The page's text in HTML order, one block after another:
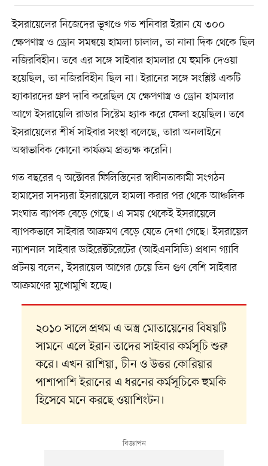
ইসরায়েলের নিজেদের ভূখণ্ডে গত শনিবার ইরান যে ৩০০
ক্ষেপণাস্ত্র ও ড্রোন সমন্বয়ে হামলা চালাল, তা নানা দিক থেকে ছিল
নজিরবিহীন। তবে এর সঙ্গে সাইবার হামলার যে হুমকি দেওয়া
হয়েছিল, তা নজিরবিহীন ছিল না। ইরানের সঙ্গে সংশ্লিষ্ট একটি
হ্যাকারদের গ্রুপ দাবি করেছিল যে ক্ষেপণাস্ত্র ও ড্রোন হামলার
আগে ইসরায়েলি রাডার সিস্টেম হ্যাক করে ফেলা হয়েছিল। তবে
ইসরায়েলের শীর্ষ সাইবার সংস্থা বলেছে, তারা অনলাইনে
অস্বাভাবিক কোনো কার্যক্রম প্রত্যক্ষ করেনি।
গত বছরের ৭ অক্টোবর ফিলিস্তিনের স্বাধীনতাকামী সংগঠন
হামাসের সদস্যরা ইসরায়েলে হামলা করার পর থেকে আঞ্চলিক
সংঘাত ব্যাপক বেড়ে গেছে। এ সময় থেকেই ইসরায়েলে
ব্যাপকভাবে সাইবার আক্রমণ বেড়ে যেতে দেখা গেছে। ইসরায়েল
ন্যাশনাল সাইবার ডাইরেক্টটরেটের (আইএনসিডি) প্রধান গ্যাবি
প্রটনয় বলেন, ইসরায়েল আগের চেয়ে তিন গুণ বেশি সাইবার
আক্রমণের মুখোমুখি হচ্ছে।
২০১০ সালে প্রথম এ অস্ত্র মোতায়েনের বিষয়টি
সামনে এলে ইরান তাদের সাইবার কর্মসূচি শুরু
করে। এখন রাশিয়া, চীন ও উত্তর কোরিয়ার
পাশাপাশি ইরানের এ ধরনের কর্মসূচিকে হুমকি
হিসেবে মনে করছে ওয়াশিংটন।